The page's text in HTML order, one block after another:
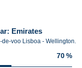
Emirates
voo Lisboa - Wellington.
70 %